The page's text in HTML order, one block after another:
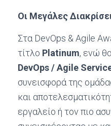
Οι Μεγάλες
Στα DevOps & Agile
τίτλο Platinum, ενώ
DevOps/Agile
συνεισφορά της
και
εργαλείο ή τον πιο